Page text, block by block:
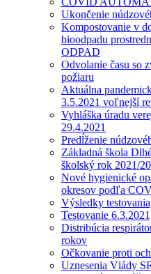
Ukončenie
Kompostovanie v
bioodpadu
ODPAD
Odvolanie času so
požiaru
Aktuálna
3.5.2021 voľnejší
Vyhláška úradu
29.4.2021
Predĺženie
Základná škola
školský rok 2021/
Nové hygienické
okresov podľa
Výsledky
Testovanie
Distribúcia
rokov
Očkovanie proti
Uznesenia Vlády